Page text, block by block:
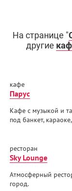
На странице "
другие
кафе
Парус
Кафе с музыкой и
под банкет,
ресторан
Sky Lounge
Атмосферный
город.